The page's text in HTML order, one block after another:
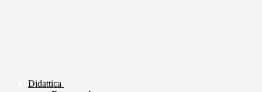
Didattica